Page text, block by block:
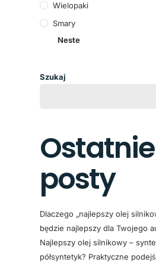
Wielopaki
Smary
Neste
Szukaj
Ostatnie
posty
Dlaczego „najlepszy olej
będzie najlepszy dla Twojego
Najlepszy olej silnikowy –
półsyntetyk? Praktyczne